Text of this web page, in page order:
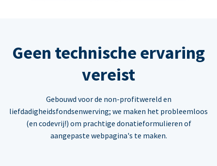
Geen technische ervaring
vereist
Gebouwd voor de non-profitwereld en
liefdadigheidsfondsenwerving; we maken het probleemloos
(en codevrij!) om prachtige donatieformulieren of
aangepaste webpagina's te maken.